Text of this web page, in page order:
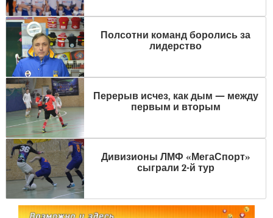
Полсотни команд боролись за
лидерство
Перерыв исчез, как дым — между
первым и вторым
Дивизионы ЛМФ «МегаСпорт»
сыграли 2-й тур